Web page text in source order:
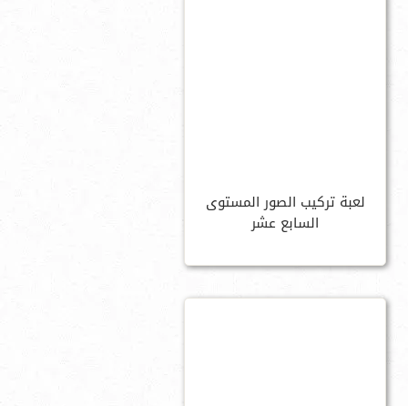
لعبة تركيب الصور المستوى
السابع عشر